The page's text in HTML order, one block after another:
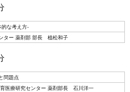
な考え方-
ター 薬剤部 部長 植松和子
問題点
医療研究センター 薬剤部長 石川洋一